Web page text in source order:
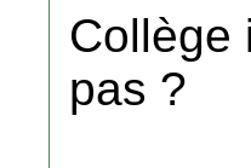
Collège
pas ?